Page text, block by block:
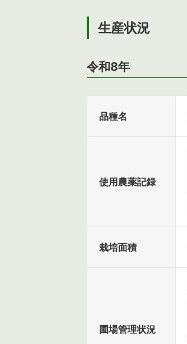
生産状況
令和8年
品種名
使用農薬記録
栽培面積
圃場管理状況